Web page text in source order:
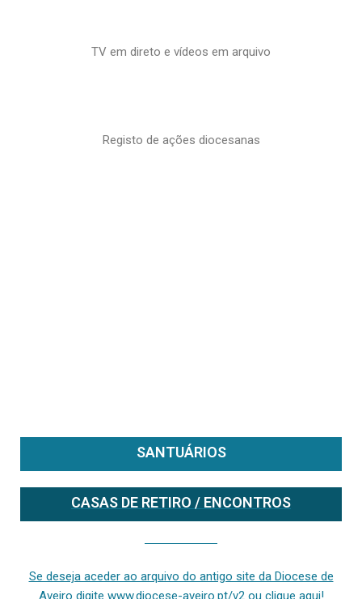
TV em direto e vídeos em arquivo
Registo de ações diocesanas
SANTUÁRIOS
CASAS DE RETIRO / ENCONTROS
Se deseja aceder ao arquivo do antigo site da Diocese de
Aveiro digite www.diocese-aveiro.pt/v2 ou clique aqui!